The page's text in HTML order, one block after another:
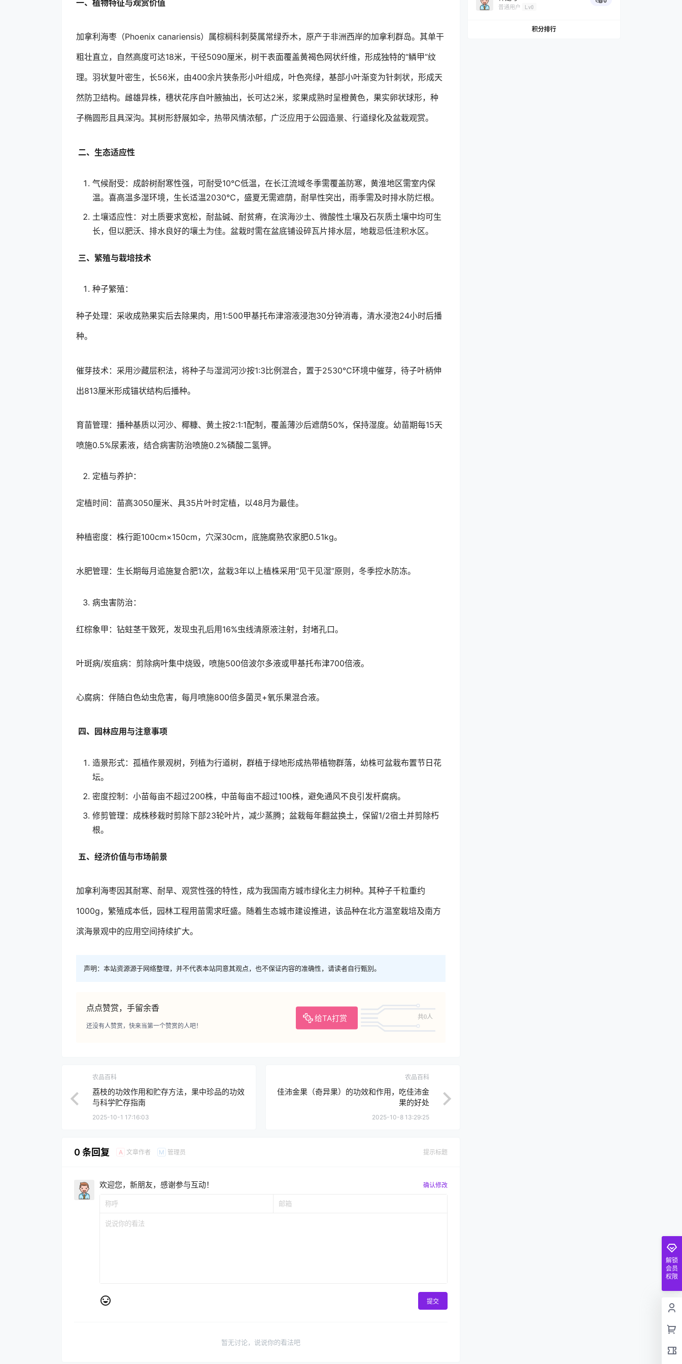
一、植物特征与观赏价值
加拿利海枣（Phoenix canariensis）属棕榈科刺葵属常绿乔木，原产于非洲西岸的加拿利群岛。其单干
粗壮直立，自然高度可达18米，干径5090厘米，树干表面覆盖黄褐色网状纤维，形成独特的“鳞甲”纹
理。羽状复叶密生，长56米，由400余片狭条形小叶组成，叶色亮绿，基部小叶渐变为针刺状，形成天
然防卫结构。雌雄异株，穗状花序自叶腋抽出，长可达2米，浆果成熟时呈橙黄色，果实卵状球形，种
子椭圆形且具深沟。其树形舒展如伞，热带风情浓郁，广泛应用于公园造景、行道绿化及盆栽观赏。
二、生态适应性
气候耐受：成龄树耐寒性强，可耐受10℃低温，在长江流域冬季需覆盖防寒，黄淮地区需室内保
温。喜高温多湿环境，生长适温2030℃，盛夏无需遮荫，耐旱性突出，雨季需及时排水防烂根。
土壤适应性：对土质要求宽松，耐盐碱、耐贫瘠，在滨海沙土、微酸性土壤及石灰质土壤中均可生
长，但以肥沃、排水良好的壤土为佳。盆栽时需在盆底铺设碎瓦片排水层，地栽忌低洼积水区。
三、繁殖与栽培技术
种子繁殖：
种子处理：采收成熟果实后去除果肉，用1:500甲基托布津溶液浸泡30分钟消毒，清水浸泡24小时后播
种。
催芽技术：采用沙藏层积法，将种子与湿润河沙按1:3比例混合，置于2530℃环境中催芽，待子叶柄伸
出813厘米形成锚状结构后播种。
育苗管理：播种基质以河沙、椰糠、黄土按2:1:1配制，覆盖薄沙后遮荫50%，保持湿度。幼苗期每15天
喷施0.5%尿素液，结合病害防治喷施0.2%磷酸二氢钾。
定植与养护：
定植时间：苗高3050厘米、具35片叶时定植，以48月为最佳。
种植密度：株行距100cm×150cm，穴深30cm，底施腐熟农家肥0.51kg。
水肥管理：生长期每月追施复合肥1次，盆栽3年以上植株采用“见干见湿”原则，冬季控水防冻。
病虫害防治：
红棕象甲：钻蛀茎干致死，发现虫孔后用16%虫线清原液注射，封堵孔口。
叶斑病/炭疽病：剪除病叶集中烧毁，喷施500倍波尔多液或甲基托布津700倍液。
心腐病：伴随白色幼虫危害，每月喷施800倍多菌灵+氧乐果混合液。
四、园林应用与注意事项
造景形式：孤植作景观树，列植为行道树，群植于绿地形成热带植物群落，幼株可盆栽布置节日花
坛。
密度控制：小苗每亩不超过200株，中苗每亩不超过100株，避免通风不良引发杆腐病。
修剪管理：成株移栽时剪除下部23轮叶片，减少蒸腾；盆栽每年翻盆换土，保留1/2宿土并剪除朽
根。
五、经济价值与市场前景
加拿利海枣因其耐寒、耐旱、观赏性强的特性，成为我国南方城市绿化主力树种。其种子千粒重约
1000g，繁殖成本低，园林工程用苗需求旺盛。随着生态城市建设推进，该品种在北方温室栽培及南方
滨海景观中的应用空间持续扩大。
声明：本站资源源于网络整理，并不代表本站同意其观点，也不保证内容的准确性，请读者自行甄别。
点点赞赏，手留余香
给TA打赏 共0人
还没有人赞赏，快来当第一个赞赏的人吧！
农品百科
荔枝的功效作用和贮存方法，果中珍品的功效
与科学贮存指南
2025-10-1 17:16:03
农品百科
佳沛金果（奇异果）的功效和作用，吃佳沛金
果的好处
2025-10-8 13:29:25
0 条回复 A 文章作者 M 管理员 提示标题
欢迎您，新朋友，感谢参与互动！ 确认修改
提交
暂无讨论，说说你的看法吧
普通用户 Lv0
积分排行
解锁
会员
权限